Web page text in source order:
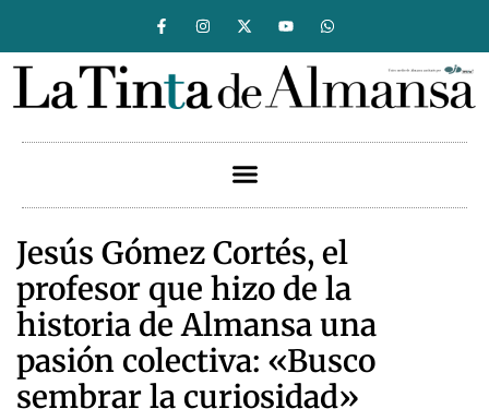
Jesús Gómez Cortés, el
profesor que hizo de la
historia de Almansa una
pasión colectiva: «Busco
sembrar la curiosidad»